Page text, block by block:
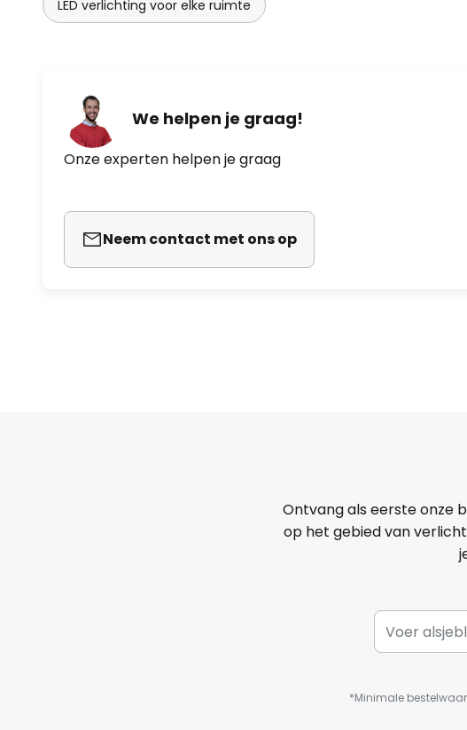
LED verlichting voor elke ruimte
We helpen je graag!
Onze experten helpen je graag
Neem contact met ons op
Ontvang als eerste onze
op het gebied van
*Minimale